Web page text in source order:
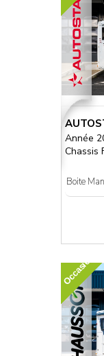
Année
Chassis
Boite
Occasion